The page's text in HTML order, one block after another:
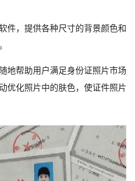
件，提供各种尺寸的背景颜色和
地帮助用户满足身份证照片市场
优化照片中的肤色，使证件照片